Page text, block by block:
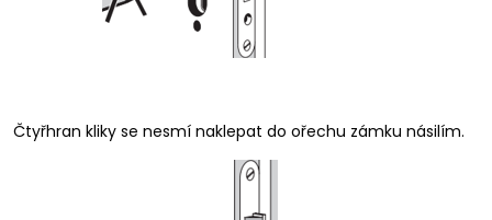
Čtyřhran kliky se nesmí naklepat do ořechu zámku násilím.